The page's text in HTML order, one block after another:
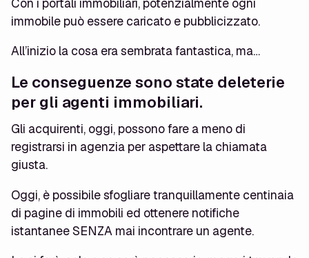
immobile può essere caricato e pubblicizzato.
All’inizio la cosa era sembrata fantastica, ma…
Le conseguenze sono state deleterie
per gli agenti immobiliari.
Gli acquirenti, oggi, possono fare a meno di
registrarsi in agenzia per aspettare la chiamata
giusta.
Oggi, è possibile sfogliare tranquillamente centinaia
di pagine di immobili ed ottenere notifiche
istantanee SENZA mai incontrare un agente.